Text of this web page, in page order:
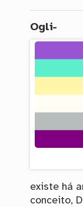
Ogli-
existe há
conceito,